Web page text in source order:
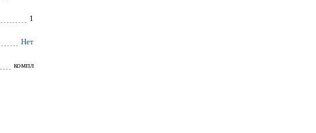
1
Нет
компл